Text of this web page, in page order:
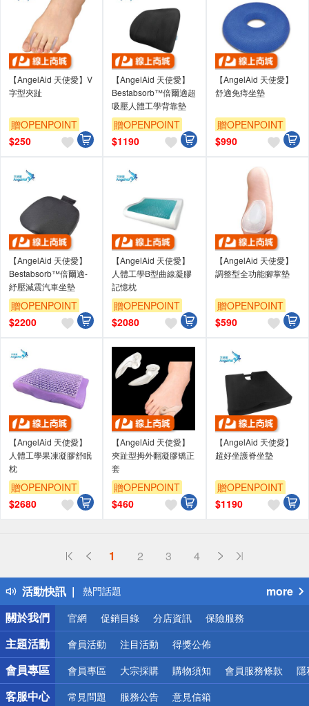
【AngelAid 天使愛】V
字型夾趾
贈OPENPOINT
$250
【AngelAid 天使愛】
Bestabsorb™倍爾適超
吸壓人體工學背靠墊
贈OPENPOINT
$1190
【AngelAid 天使愛】
舒適免痔坐墊
贈OPENPOINT
$990
【AngelAid 天使愛】
Bestabsorb™倍爾適-
紓壓減震汽車坐墊
贈OPENPOINT
$2200
【AngelAid 天使愛】
人體工學B型曲線凝膠
記憶枕
贈OPENPOINT
$2080
【AngelAid 天使愛】
調整型全功能腳掌墊
贈OPENPOINT
$590
【AngelAid 天使愛】
人體工學果凍凝膠舒眠
枕
贈OPENPOINT
$2680
【AngelAid 天使愛】
夾趾型拇外翻凝膠矯正
套
贈OPENPOINT
$460
【AngelAid 天使愛】
超好坐護脊坐墊
贈OPENPOINT
$1190
1 2 3 4
活動快訊
詐騙網頁！請小心！
得獎公告
熱門話題
銀行優惠
偏遠地區配送
詐騙網頁！請小心！
more
關於我們
官網 促銷目錄 分店資訊 保險服務
主題活動 會員活動 注目活動 得獎公佈
會員專區 會員專區 大宗採購 購物須知 會員服務條款 隱
客服中心 常見問題 服務公告 意見信箱